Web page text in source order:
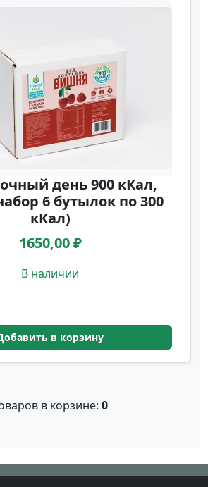
день 900 кКал,
6 бутылок по 300
кКал)
1650,00 ₽
В наличии
в корзину
в корзине: 0